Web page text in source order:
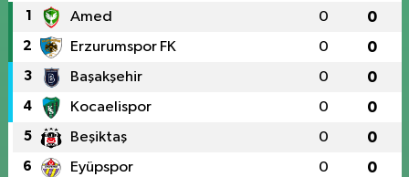
1 Amed 0 0
2 Erzurumspor FK 0 0
3 Başakşehir 0 0
4 Kocaelispor 0 0
5 Beşiktaş 0 0
6 Eyüpspor 0 0